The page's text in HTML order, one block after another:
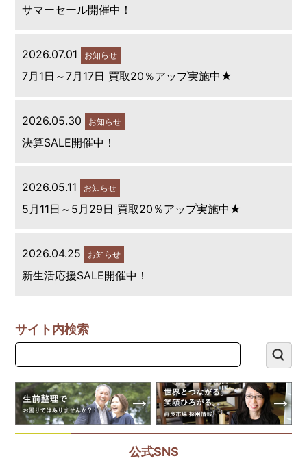
サマーセール開催中！
2026.07.01 お知らせ
7月1日～7月17日 買取20％アップ実施中★
2026.05.30 お知らせ
決算SALE開催中！
2026.05.11 お知らせ
5月11日～5月29日 買取20％アップ実施中★
2026.04.25 お知らせ
新生活応援SALE開催中！
サイト内検索
公式SNS